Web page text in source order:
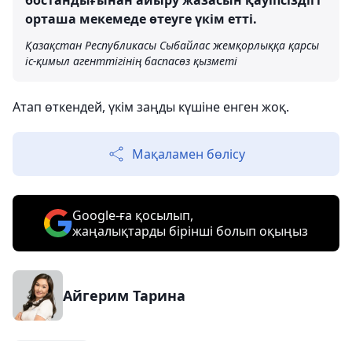
орташа мекемеде өтеуге үкім етті.
Қазақстан Республикасы Сыбайлас жемқорлыққа қарсы
іс-қимыл агенттігінің баспасөз қызметі
Атап өткендей, үкім заңды күшіне енген жоқ.
Мақаламен бөлісу
Google-ға қосылып,
жаңалықтарды бірінші болып оқыңыз
Айгерим Тарина